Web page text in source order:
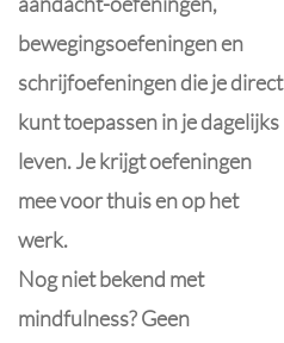
bewegingsoefeningen en
schrijfoefeningen die je direct
kunt toepassen in je dagelijks
leven. Je krijgt oefeningen
mee voor thuis en op het
werk.
Nog niet bekend met
mindfulness? Geen